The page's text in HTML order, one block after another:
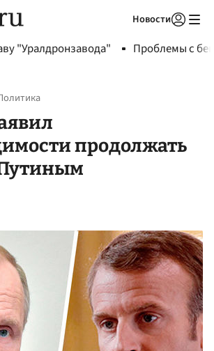
Новости
"Уралдронзавода" Проблемы с
продолжать